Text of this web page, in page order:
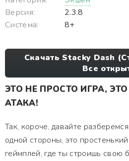
Версия:
2.3.8
Система:
8+
Скачать Stacky Dash
Все
ЭТО НЕ ПРОСТО ИГРА,
АТАКА!
Так, короче, давайте
одной стороны, это
геймплей, где ты строишь свою